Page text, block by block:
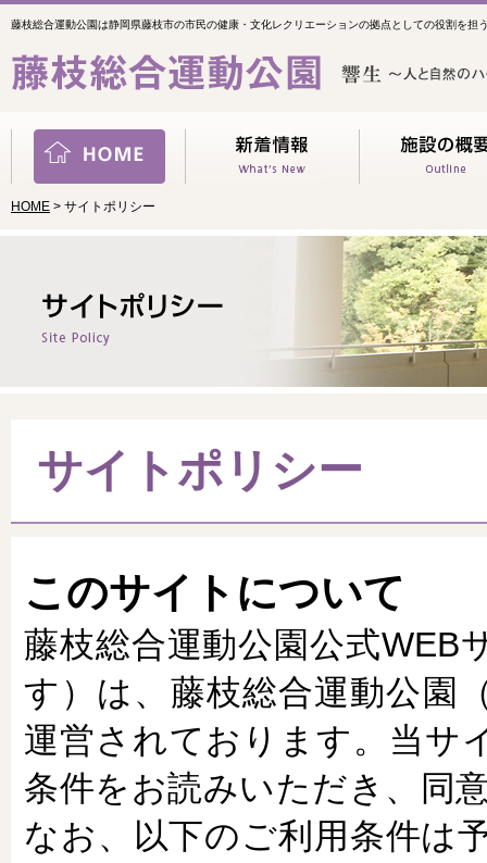
藤枝総合運動公園は静岡県藤枝市の市民の健康・文化レクリエーションの拠点としての役割を担
HOME > サイトポリシー
サイトポリシー
このサイトについて
藤枝総合運動公園公式WEB
す）は、藤枝総合運動公園
運営されております。当サ
条件をお読みいただき、同
なお、以下のご利用条件は